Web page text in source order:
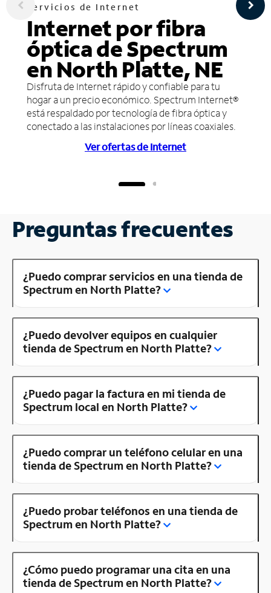
Servicios de Internet
Internet por fibra
óptica de Spectrum
en North Platte, NE
Disfruta de Internet rápido y confiable para tu
hogar a un precio económico. Spectrum Internet®
está respaldado por tecnología de fibra óptica y
conectado a las instalaciones por líneas coaxiales.
Ver ofertas de Internet
Preguntas frecuentes
¿Puedo comprar servicios en una tienda de
Spectrum en North Platte?
¿Puedo devolver equipos en cualquier
tienda de Spectrum en North Platte?
¿Puedo pagar la factura en mi tienda de
Spectrum local en North Platte?
¿Puedo comprar un teléfono celular en una
tienda de Spectrum en North Platte?
¿Puedo probar teléfonos en una tienda de
Spectrum en North Platte?
¿Cómo puedo programar una cita en una
tienda de Spectrum en North Platte?